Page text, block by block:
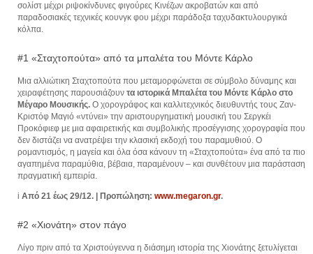
σολίστ μέχρι ριψοκίνδυνες φιγούρες Κινέζων ακροβατών και από
παραδοσιακές τεχνικές κουνγκ φου μέχρι παράδοξα ταχυδακτυλουργικά
κόλπα.
#1 «Σταχτοπούτα» από τα μπαλέτα του Μόντε Κάρλο
Μια αλλιώτικη Σταχτοπούτα που μεταμορφώνεται σε σύμβολο δύναμης και
χειραφέτησης παρουσιάζουν τα ιστορικά Μπαλέτα του Μόντε Κάρλο στο
Μέγαρο Μουσικής. Ο χορογράφος και καλλιτεχνικός διευθυντής τους Ζαν-
Κριστόφ Μαγιό «ντύνει» την αριστουργηματική μουσική του Σεργκέι
Προκόφιεφ με μια αφαιρετικής και συμβολικής προσέγγισης χορογραφία που
δεν διστάζει να ανατρέψει την κλασική εκδοχή του παραμυθιού. Ο
ρομαντισμός, η μαγεία και όλα όσα κάνουν τη «Σταχτοπούτα» ένα από τα πιο
αγαπημένα παραμύθια, βέβαια, παραμένουν – και συνθέτουν μια παράσταση
πραγματική εμπειρία.
i Από 21 έως 29/12. | Προπώληση: www.megaron.gr.
#2 «Χιονάτη» στον πάγο
Λίγο πριν από τα Χριστούγεννα η διάσημη ιστορία της Χιονάτης ξετυλίγεται